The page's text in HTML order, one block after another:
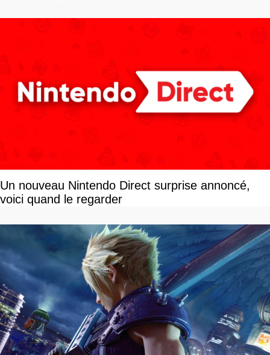
Un nouveau Nintendo Direct surprise annoncé,
voici quand le regarder